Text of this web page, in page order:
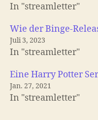
In "streamletter"
Wie der Binge-
Juli 3, 2023
In "streamletter"
Eine Harry Potter
Jan. 27, 2021
In "streamletter"